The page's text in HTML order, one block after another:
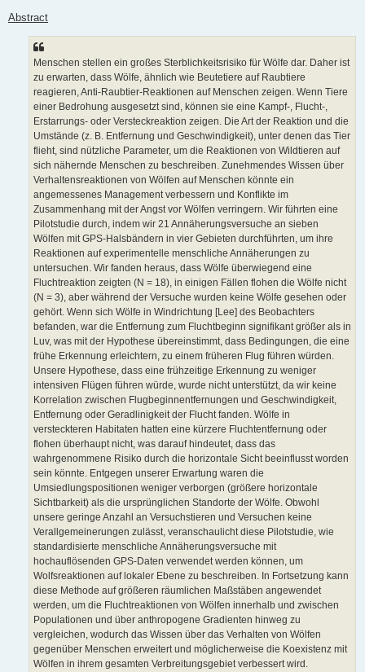
Abstract
Menschen stellen ein großes Sterblichkeitsrisiko für Wölfe dar. Daher ist
zu erwarten, dass Wölfe, ähnlich wie Beutetiere auf Raubtiere
reagieren, Anti-Raubtier-Reaktionen auf Menschen zeigen. Wenn Tiere
einer Bedrohung ausgesetzt sind, können sie eine Kampf-, Flucht-,
Erstarrungs- oder Versteckreaktion zeigen. Die Art der Reaktion und die
Umstände (z. B. Entfernung und Geschwindigkeit), unter denen das Tier
flieht, sind nützliche Parameter, um die Reaktionen von Wildtieren auf
sich nähernde Menschen zu beschreiben. Zunehmendes Wissen über
Verhaltensreaktionen von Wölfen auf Menschen könnte ein
angemessenes Management verbessern und Konflikte im
Zusammenhang mit der Angst vor Wölfen verringern. Wir führten eine
Pilotstudie durch, indem wir 21 Annäherungsversuche an sieben
Wölfen mit GPS-Halsbändern in vier Gebieten durchführten, um ihre
Reaktionen auf experimentelle menschliche Annäherungen zu
untersuchen. Wir fanden heraus, dass Wölfe überwiegend eine
Fluchtreaktion zeigten (N = 18), in einigen Fällen flohen die Wölfe nicht
(N = 3), aber während der Versuche wurden keine Wölfe gesehen oder
gehört. Wenn sich Wölfe in Windrichtung [Lee] des Beobachters
befanden, war die Entfernung zum Fluchtbeginn signifikant größer als in
Luv, was mit der Hypothese übereinstimmt, dass Bedingungen, die eine
frühe Erkennung erleichtern, zu einem früheren Flug führen würden.
Unsere Hypothese, dass eine frühzeitige Erkennung zu weniger
intensiven Flügen führen würde, wurde nicht unterstützt, da wir keine
Korrelation zwischen Flugbeginnentfernungen und Geschwindigkeit,
Entfernung oder Geradlinigkeit der Flucht fanden. Wölfe in
versteckteren Habitaten hatten eine kürzere Fluchtentfernung oder
flohen überhaupt nicht, was darauf hindeutet, dass das
wahrgenommene Risiko durch die horizontale Sicht beeinflusst worden
sein könnte. Entgegen unserer Erwartung waren die
Umsiedlungspositionen weniger verborgen (größere horizontale
Sichtbarkeit) als die ursprünglichen Standorte der Wölfe. Obwohl
unsere geringe Anzahl an Versuchstieren und Versuchen keine
Verallgemeinerungen zulässt, veranschaulicht diese Pilotstudie, wie
standardisierte menschliche Annäherungsversuche mit
hochauflösenden GPS-Daten verwendet werden können, um
Wolfsreaktionen auf lokaler Ebene zu beschreiben. In Fortsetzung kann
diese Methode auf größeren räumlichen Maßstäben angewendet
werden, um die Fluchtreaktionen von Wölfen innerhalb und zwischen
Populationen und über anthropogene Gradienten hinweg zu
vergleichen, wodurch das Wissen über das Verhalten von Wölfen
gegenüber Menschen erweitert und möglicherweise die Koexistenz mit
Wölfen in ihrem gesamten Verbreitungsgebiet verbessert wird.